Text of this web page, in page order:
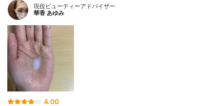
現役ビューティーアドバイザー
華香 あゆみ
4.00